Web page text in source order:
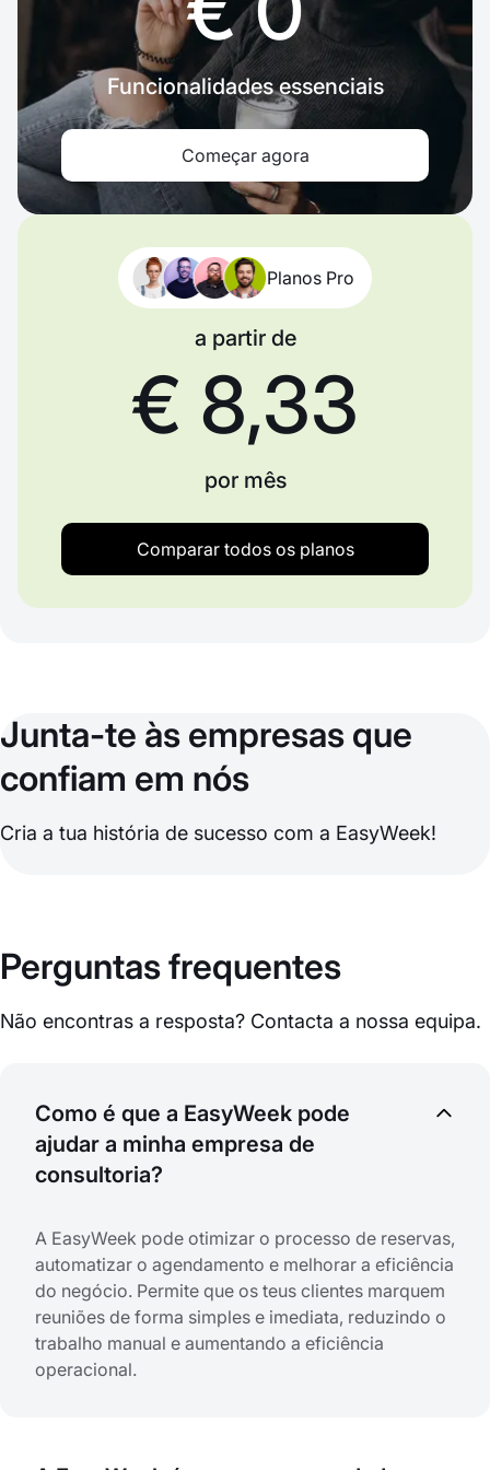
Funcionalidades essenciais
Começar agora
Planos Pro
a partir de
€ 8,33
por mês
Comparar todos os planos
Junta-te às empresas que
confiam em nós
Cria a tua história de sucesso com a EasyWeek!
Perguntas frequentes
Não encontras a resposta? Contacta a nossa equipa.
Como é que a EasyWeek pode
ajudar a minha empresa de
consultoria?
A EasyWeek pode otimizar o processo de reservas,
automatizar o agendamento e melhorar a eficiência
do negócio. Permite que os teus clientes marquem
reuniões de forma simples e imediata, reduzindo o
trabalho manual e aumentando a eficiência
operacional.